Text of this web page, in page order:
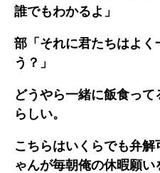
誰でもわかるよ」
部「それに君たちはよ
う？」
どうやら一緒に飯食っ
らしい。
こちらはいくらでも弁
ゃんが毎朝俺の休暇願